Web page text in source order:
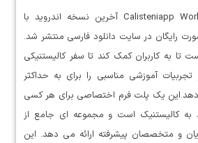
دانلود برنامه Calisteniapp Workout آخرین نسخه اندروید با
رایگان در سایت دانلود فارسی منتشر شد.
تا به کاربران کمک کند تا سفر کالیستنیکی
تجربیات آموزشی مناسبی را برای به حداکثر
دهد.این یک پلت فرم اختصاصی برای هر کسی
به کالیستنیک است و مجموعه ای جامع از
و متخصصان پیشرفته ارائه می دهد. این